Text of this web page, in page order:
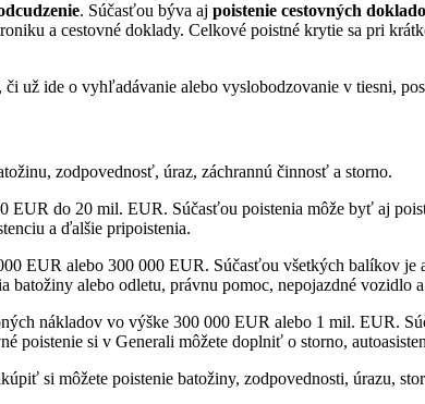
. Súčasťou býva aj poistenie cestovných
a cestovné doklady. Celkové poistné krytie sa pri
či už ide o vyhľadávanie alebo vyslobodzovanie v tiesni,
zodpovednosť, úraz, záchrannú činnosť a storno.
EUR do 20 mil. EUR. Súčasťou poistenia môže byť aj
a ďalšie pripoistenia.
EUR alebo 300 000 EUR. Súčasťou všetkých balíkov je
alebo odletu, právnu pomoc, nepojazdné vozidlo
nákladov vo výške 300 000 EUR alebo 1 mil. EUR.
poistenie si v Generali môžete doplniť o storno,
si môžete poistenie batožiny, zodpovednosti, úrazu,